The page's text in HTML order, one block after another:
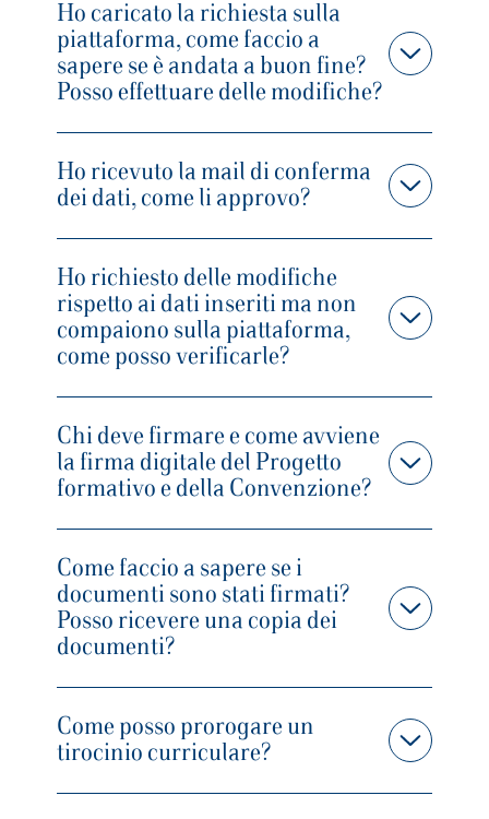
Ho caricato la richiesta sulla
piattaforma, come faccio a
sapere se è andata a buon fine?
Posso effettuare delle modifiche?
Ho ricevuto la mail di conferma
dei dati, come li approvo?
Ho richiesto delle modifiche
rispetto ai dati inseriti ma non
compaiono sulla piattaforma,
come posso verificarle?
Chi deve firmare e come avviene
la firma digitale del Progetto
formativo e della Convenzione?
Come faccio a sapere se i
documenti sono stati firmati?
Posso ricevere una copia dei
documenti?
Come posso prorogare un
tirocinio curriculare?